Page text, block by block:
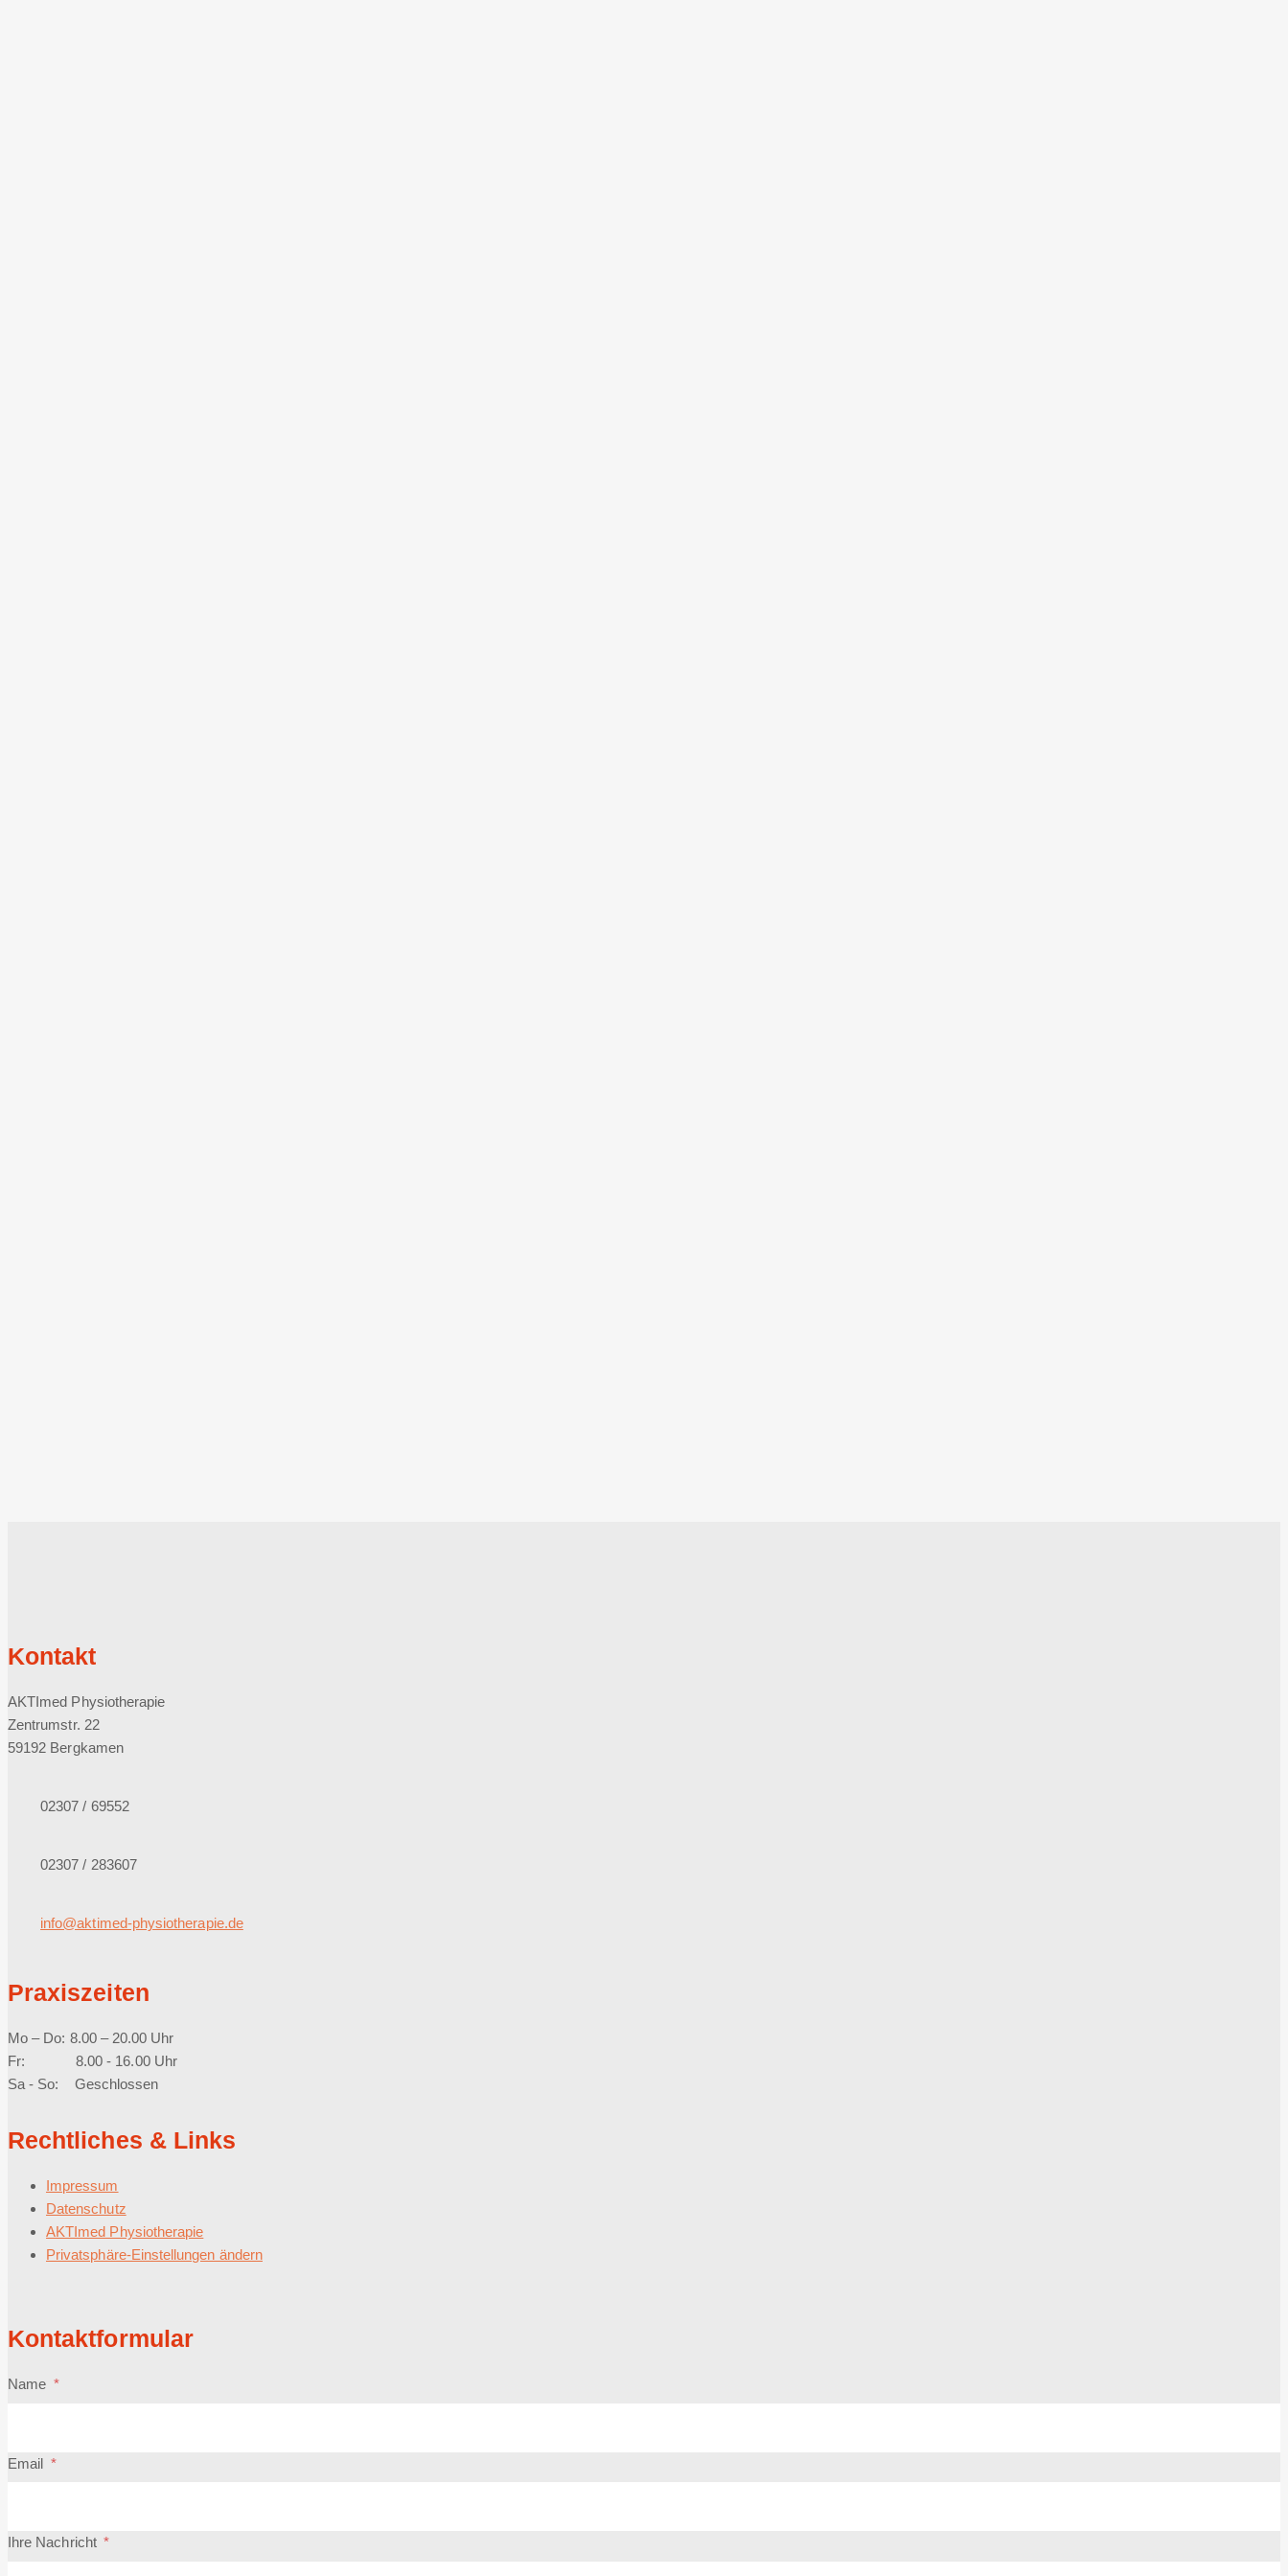
Kontakt
AKTImed Physiotherapie
Zentrumstr. 22
59192 Bergkamen
02307 / 69552
02307 / 283607
info@aktimed-physiotherapie.de
Praxiszeiten
Mo – Do: 8.00 – 20.00 Uhr
Fr: 8.00 - 16.00 Uhr
Sa - So: Geschlossen
Rechtliches & Links
Impressum
Datenschutz
AKTImed Physiotherapie
Privatsphäre-Einstellungen ändern
Kontaktformular
Name *
Email *
Ihre Nachricht *